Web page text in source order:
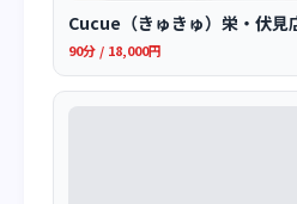
Cucue（きゅきゅ）栄・伏見
90分 / 18,000円